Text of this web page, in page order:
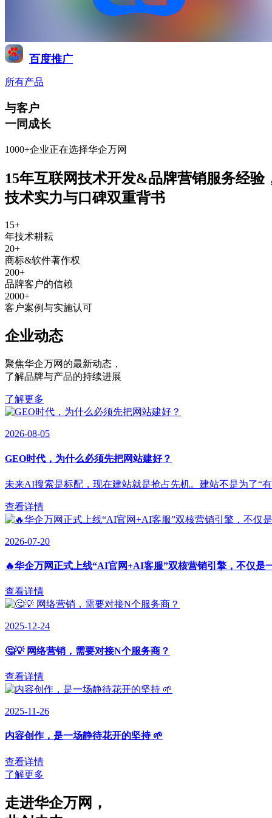
百度推广
所有产品
与客户
一同成长
1000+企业正在选择华企万网
15年互联网技术开发&品牌营销服务经验
技术实力与口碑双重背书
15+
年技术耕耘
20+
商标&软件著作权
200+
品牌客户的信赖
2000+
客户案例与实施认可
企业动态
聚焦华企万网的最新动态 ，
了解品牌与产品的持续进展
了解更多
2026-08-05
GEO时代，为什么必须先把网站建好？
未来AI搜索是标配，现在建站就是抢占先机。建站不是为了“
查看详情
2026-07-20
🔥华企万网正式上线“AI官网+AI客服”双核营销引擎，不仅是
查看详情
2025-12-24
🤔💡 网络营销，需要对接N个服务商？
查看详情
2025-11-26
内容创作，是一场静待花开的坚持 🌱
查看详情
了解更多
走进华企万网 ，